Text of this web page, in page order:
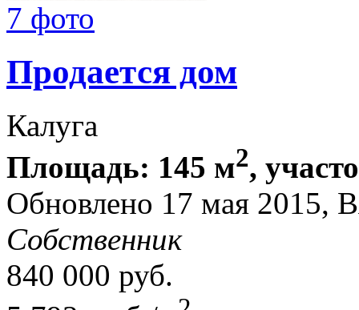
7 фото
Продается дом
Калуга
Площадь: 145 м2,
Обновлено 17 мая 2015,
Собственник
840 000 руб.